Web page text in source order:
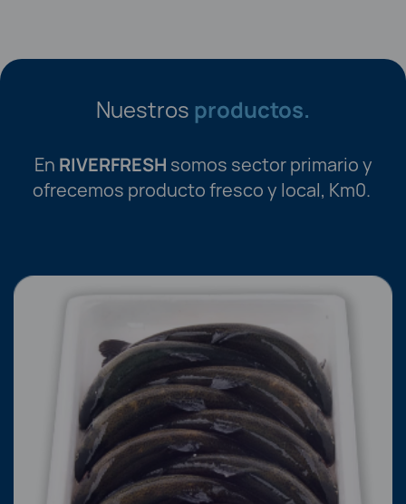
Nuestros productos.
En RIVERFRESH somos sector primario y
ofrecemos producto fresco y local, Km0.